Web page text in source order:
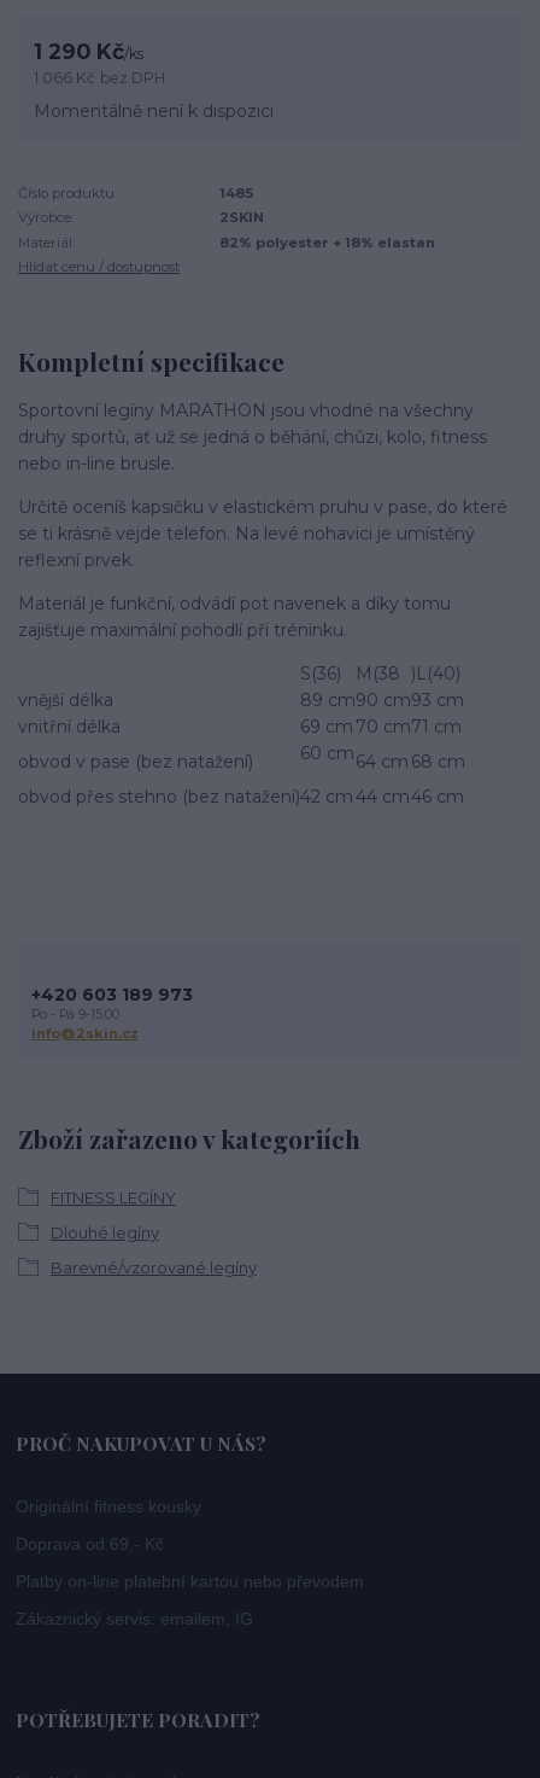
1 290 Kč/ks
1 066 Kč bez DPH
Momentálně není k dispozici
Číslo produktu:
1485
Výrobce:
2SKIN
Materiál:
82% polyester + 18% elastan
Hlídat cenu / dostupnost
Kompletní specifikace
Sportovní legíny MARATHON jsou vhodné na všechny
druhy sportů, ať už se jedná o běhání, chůzi, kolo, fitness
nebo in-line brusle.
Určitě oceníš kapsičku v elastickém pruhu v pase, do které
se ti krásně vejde telefon. Na levé nohavici je umístěný
reflexní prvek.
Materiál je funkční, odvádí pot navenek a díky tomu
zajišťuje maximální pohodlí při tréninku.
S(36)
M(38 )L(40)
vnější délka
89 cm90 cm93 cm
vnitřní délka
69 cm 70 cm71 cm
obvod v pase (bez natažení)
60 cm64 cm 68 cm
obvod přes stehno (bez natažení)42 cm44 cm46 cm
Zboží zařazeno v kategoriích
FITNESS LEGÍNY
Dlouhé legíny
Barevné/vzorované legíny
+420 603 189 973
Po - Pá 9-15:00
info@2skin.cz
PROČ NAKUPOVAT U NÁS?
Originální fitness kousky
Doprava od 69,- Kč
Platby on-line platební kartou nebo převodem
Zákaznický servis: emailem, IG
POTŘEBUJETE PORADIT?